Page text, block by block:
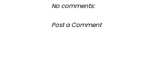
No comments:
Post a Comment